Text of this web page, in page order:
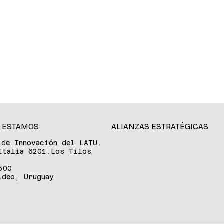
de Innovación del LATU.
6201.Los Tilos
Uruguay
ALIANZAS ESTRATÉGICAS